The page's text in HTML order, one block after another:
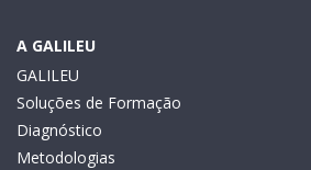
A GALILEU
GALILEU
Soluções de Formação
Diagnóstico
Metodologias